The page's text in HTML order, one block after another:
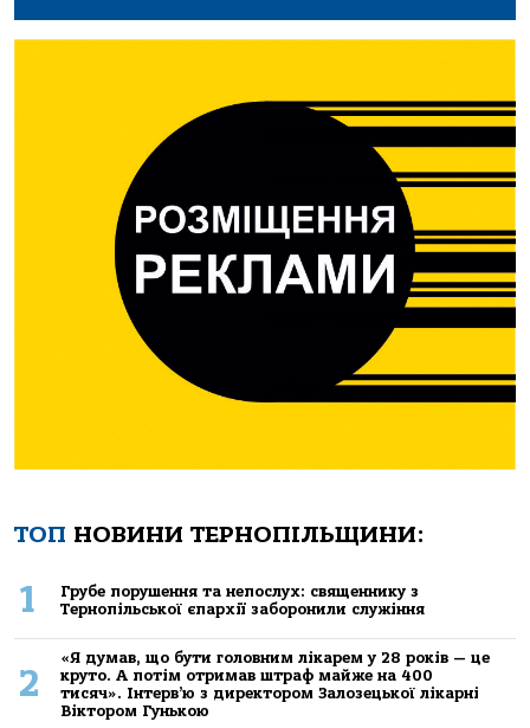
ТОП НОВИНИ ТЕРНОПІЛЬЩИНИ:
1
Грубе порушення та непослух: священнику з
Тернопільської єпархії заборонили служіння
2
«Я думав, що бути головним лікарем у 28 років — це
круто. А потім отримав штраф майже на 400
тисяч». Інтерв’ю з директором Залозецької лікарні
Віктором Гунькою